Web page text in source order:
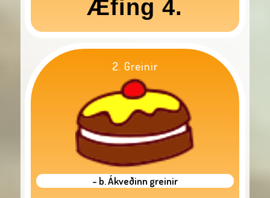
Æfing 4.
2. Greinir
- b. Ákveðinn greinir